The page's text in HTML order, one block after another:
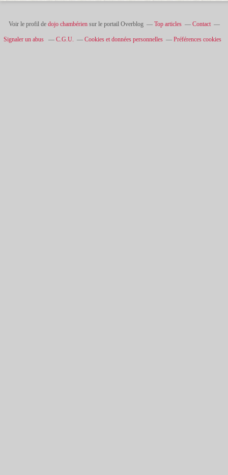
Voir le profil de dojo chambériensur le portail Overblog Top articles Contact
Signaler un abus C.G.U. Cookies et données personnelles Préférences cookies